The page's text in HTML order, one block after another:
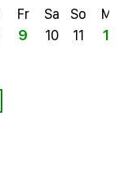
Fr
9
Sa
10
So
11
Mo
12